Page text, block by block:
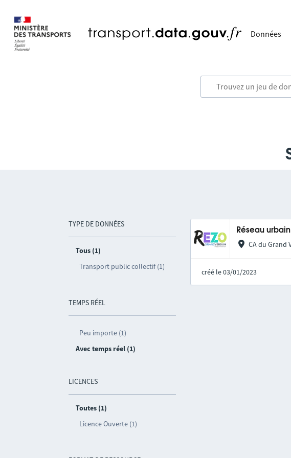
Données
TYPE DE DONNÉES
Tous (1)
Transport public collectif (1)
TEMPS RÉEL
Peu importe (1)
Avec temps réel (1)
LICENCES
Toutes (1)
Licence Ouverte (1)
Réseau
CA du Grand
créé le 03/01/2023